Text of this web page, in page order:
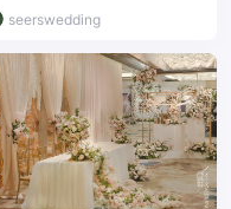
seerswedding